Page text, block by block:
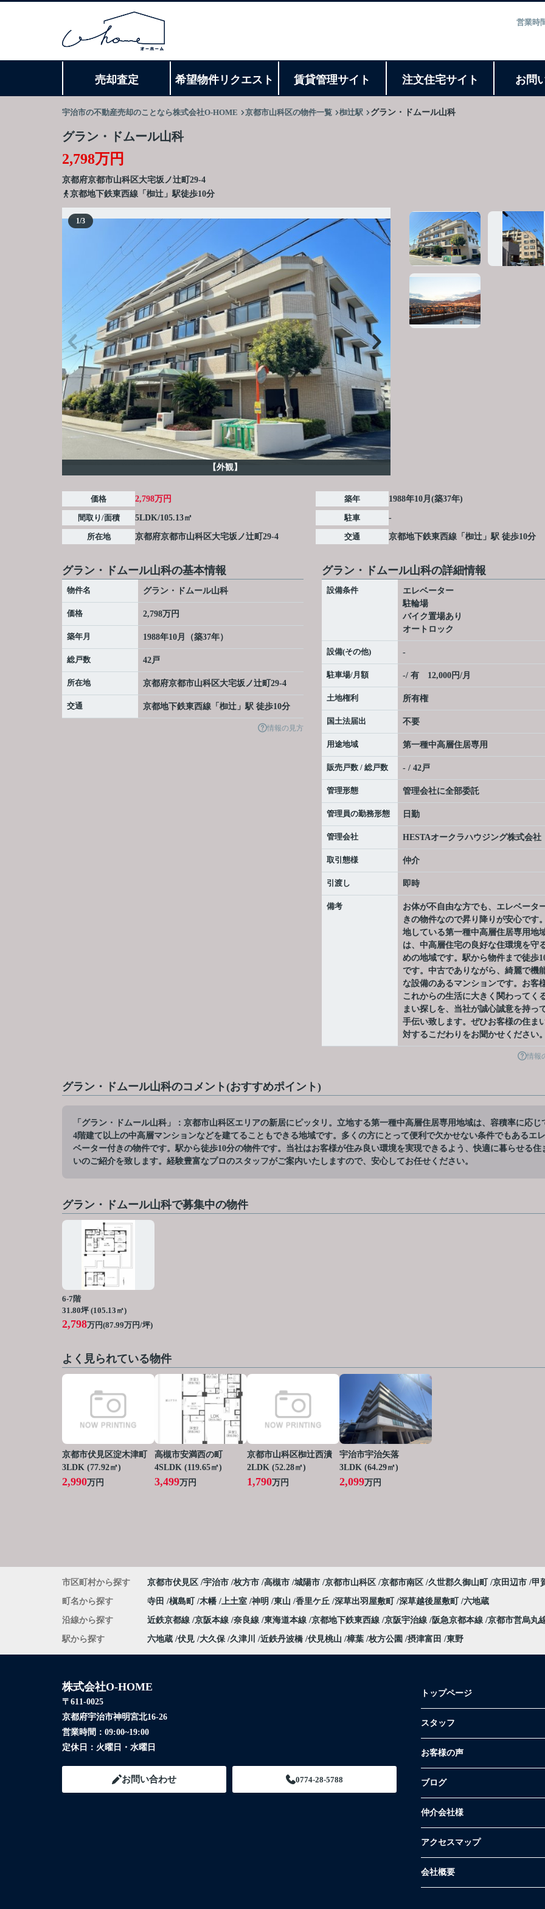
営業時
売却査定 希望物件リクエスト 賃貸管理サイト 注文住宅サイト お問
宇治市の不動産売却のことなら株式会社O-HOME 京都市山科区の物件一覧 椥辻駅 グラン・ドムール山科
グラン・ドムール山科
2,798万円
京都府京都市山科区大宅坂ノ辻町 29-4
京都地下鉄東西線「椥辻」駅徒歩10分
1/3
【外観】
価格 2,798万円
間取り/面積 5LDK/105.13㎡
所在地 京都府京都市山科区大宅坂ノ辻町 29-4
築年 1988年10月(築37年)
駐車 -
交通 京都地下鉄東西線 「 椥辻 」駅 徒歩10分
グラン・ドムール山科の基本情報
物件名 グラン・ドムール山科
価格 2,798万円
築年月 1988年10月（築37年）
総戸数 42戸
所在地 京都府京都市山科区大宅坂ノ辻町 29-4
交通 京都地下鉄東西線 「 椥辻 」駅 徒歩10分
情報の見方
グラン・ドムール山科の詳細情報
設備条件
エレベーター
駐輪場
バイク置場あり
オートロック
設備(その他) -
駐車場/月額 -/ 有 12,000円/月
土地権利 所有権
国土法届出 不要
用途地域 第一種中高層住居専用
販売戸数 / 総戸数 - / 42戸
管理形態 管理会社に全部委託
管理員の勤務形態 日勤
管理会社 HESTAオークラハウジング株式会社
取引態様 仲介
引渡し 即時
備考
お体が不自由な方でも、エレベータ
きの物件なので昇り降りが安心です
地している第一種中高層住居専用地
は、中高層住宅の良好な住環境を守
めの地域です。駅から物件まで徒歩
です。中古でありながら、綺麗で機
な設備のあるマンションです。お客
これからの生活に大きく関わってく
まい探しを、当社が誠心誠意を持っ
手伝い致します。ぜひお客様の住ま
対するこだわりをお聞かせください。
情報
グラン・ドムール山科のコメント(おすすめポイント)
「グラン・ドムール山科」：京都市山科区エリアの新居にピッタリ。立地する第一種中高層住居専用地域は、容積率に応じ
4階建て以上の中高層マンションなどを建てることもできる地域です。多くの方にとって便利で欠かせない条件でもあるエレ
ベーター付きの物件です。駅から徒歩10分の物件です。当社はお客様が住み良い環境を実現できるよう、快適に暮らせる住
いのご紹介を致します。経験豊富なプロのスタッフがご案内いたしますので、安心してお任せください。
グラン・ドムール山科で募集中の物件
6-7階
31.80坪 (105.13㎡)
2,798万円(87.99万円/坪)
よく見られている物件
京都市伏見区淀木津町
3LDK (77.92㎡)
2,990万円
高槻市安満西の町
4SLDK (119.65㎡)
3,499万円
京都市山科区椥辻西潰
2LDK (52.28㎡)
1,790万円
宇治市宇治矢落
3LDK (64.29㎡)
2,099万円
市区町村から探す 京都市伏見区 宇治市 枚方市 高槻市 城陽市 京都市山科区 京都市南区 久世郡久御山町 京田辺市 甲
町名から探す 寺田 槇島町 木幡 上土室 神明 東山 香里ケ丘 深草出羽屋敷町 深草越後屋敷町 六地蔵
沿線から探す 近鉄京都線 京阪本線 奈良線 東海道本線 京都地下鉄東西線 京阪宇治線 阪急京都本線 京都市営烏丸
駅から探す 六地蔵 伏見 大久保 久津川 近鉄丹波橋 伏見桃山 樟葉 枚方公園 摂津富田 東野
株式会社O-HOME
〒611-0025
京都府宇治市神明宮北16-26
営業時間： 09:00~19:00
定休日： 火曜日・水曜日
お問い合わせ 0774-28-5788
トップページ
スタッフ
お客様の声
ブログ
仲介会社様
アクセスマップ
会社概要